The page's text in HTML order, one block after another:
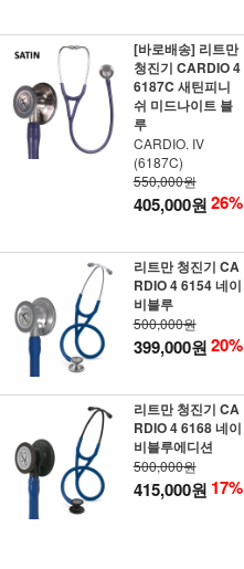
[바로배송] 리트만
청진기 CARDIO 4
6187C 새틴피니
쉬 미드나이트 블
루
CARDIO. IV
(6187C)
550,000원
405,000원26%
리트만 청진기 CA
RDIO 4 6154 네이
비블루
500,000원
399,000원20%
리트만 청진기 CA
RDIO 4 6168 네이
비블루에디션
500,000원
415,000원 17%